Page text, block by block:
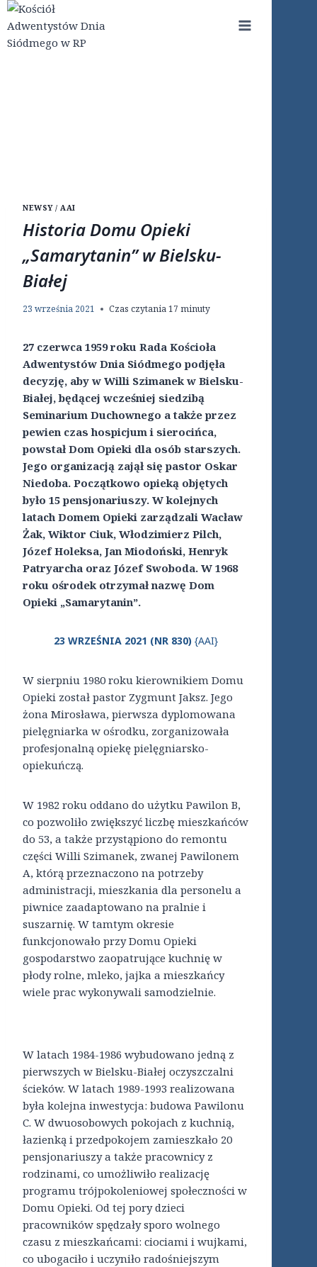
Przejdź
do
treści
NEWSY / AAI
Historia Domu Opieki
„Samarytanin” w Bielsku-
Białej
23 września 2021 Czas czytania17 minuty
27 czerwca 1959 roku Rada Kościoła
Adwentystów Dnia Siódmego podjęła
decyzję, aby w Willi Szimanek w Bielsku-
Białej, będącej wcześniej siedzibą
Seminarium Duchownego a także przez
pewien czas hospicjum i sierocińca,
powstał Dom Opieki dla osób starszych.
Jego organizacją zajął się pastor Oskar
Niedoba. Początkowo opieką objętych
było 15 pensjonariuszy. W kolejnych
latach Domem Opieki zarządzali Wacław
Żak, Wiktor Ciuk, Włodzimierz Pilch,
Józef Holeksa, Jan Miodoński, Henryk
Patryarcha oraz Józef Swoboda. W 1968
roku ośrodek otrzymał nazwę Dom
Opieki „Samarytanin”.
23 WRZEŚNIA 2021 (NR 830) {AAI}
W sierpniu 1980 roku kierownikiem Domu
Opieki został pastor Zygmunt Jaksz. Jego
żona Mirosława, pierwsza dyplomowana
pielęgniarka w ośrodku, zorganizowała
profesjonalną opiekę pielęgniarsko-
opiekuńczą.
W 1982 roku oddano do użytku Pawilon B,
co pozwoliło zwiększyć liczbę mieszkańców
do 53, a także przystąpiono do remontu
części Willi Szimanek, zwanej Pawilonem
A, którą przeznaczono na potrzeby
administracji, mieszkania dla personelu a
piwnice zaadaptowano na pralnie i
suszarnię. W tamtym okresie
funkcjonowało przy Domu Opieki
gospodarstwo zaopatrujące kuchnię w
płody rolne, mleko, jajka a mieszkańcy
wiele prac wykonywali samodzielnie.
W latach 1984-1986 wybudowano jedną z
pierwszych w Bielsku-Białej oczyszczalni
ścieków. W latach 1989-1993 realizowana
była kolejna inwestycja: budowa Pawilonu
C. W dwuosobowych pokojach z kuchnią,
łazienką i przedpokojem zamieszkało 20
pensjonariuszy a także pracownicy z
rodzinami, co umożliwiło realizację
programu trójpokoleniowej społeczności w
Domu Opieki. Od tej pory dzieci
pracowników spędzały sporo wolnego
czasu z mieszkańcami: ciociami i wujkami,
co ubogaciło i uczyniło radośniejszym